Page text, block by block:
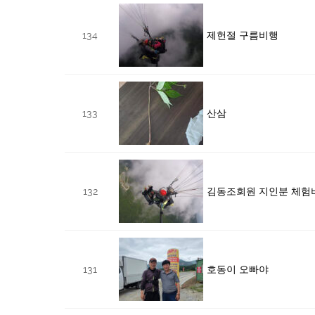
134 제헌절 구름비행
133 산삼
132 김동조회원 지인분 체험
131 호동이 오빠야